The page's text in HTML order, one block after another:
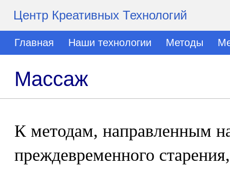
Центр Креативных Технологий
Главная Наши технологии Методы
Массаж
К методам, направленным
преждевременного